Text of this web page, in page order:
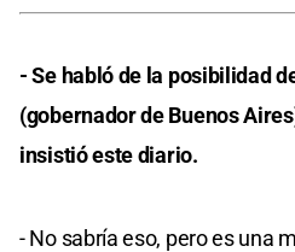
- Se habló de la posibilidad
(gobernador de Buenos
insistió este diario.
- No sabría eso, pero es una